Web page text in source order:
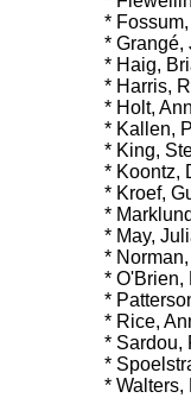
*
* Grangé,
* Haig,
* Harris,
* Holt,
* Kallen,
* King,
* Koontz,
* Kroef,
*
* May,
*
* O'Brien,
*
* Rice,
* Sardou,
*
* Walters,